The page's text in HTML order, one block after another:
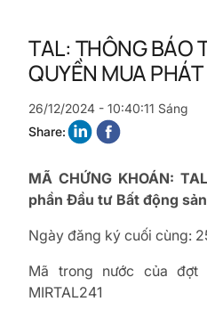
TAL: THÔNG BÁO
QUYỀN MUA
26/12/2024 - 10:40:11 Sáng
Share:
MÃ CHỨNG KHOÁN:
phần Đầu tư Bất động
Ngày đăng ký cuối cùng:
Mã trong nước của đợt
MIRTAL241